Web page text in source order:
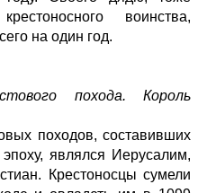
воинства,
на один год.
похода. Король
походов, составивших
являлся Иерусалим,
Крестоносцы сумели